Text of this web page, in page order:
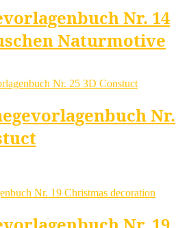
Nr. 14
Naturmotive
Nr.